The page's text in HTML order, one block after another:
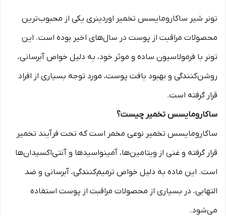
تونر شیر ساکارومایسس تخمیر اوردینری یکی از محبوب‌ترین
محصولات مراقبت از پوست در سال‌های اخیر بوده است. این
تونر با فرمولاسیون ساده و موثر خود، به دلیل خواص آبرسانی،
روشن‌کنندگی و بهبود بافت پوست، مورد توجه بسیاری از افراد
قرار گرفته است.
ساکارومایسس تخمیر چیست؟
ساکارومایسس تخمیر نوعی مخمر است که تحت فرآیند تخمیر
قرار گرفته و غنی از ویتامین‌ها، آمینواسیدها و آنتی‌اکسیدان‌ها
است. این ماده به دلیل خواص ترمیم‌کنندگی، آبرسانی و ضد
التهابی، در بسیاری از محصولات مراقبت از پوست استفاده
می‌شود.